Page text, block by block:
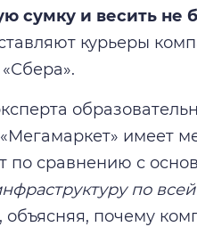
сумку и весить не
курьеры
имеет
по сравнению с
по
объясняя, почему